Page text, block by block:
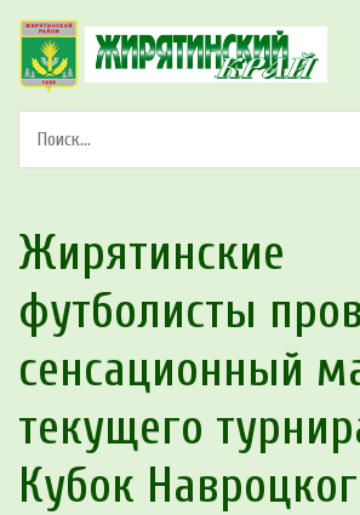
Жирятинские
футболисты
сенсационный
текущего
Кубок